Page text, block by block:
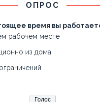
ОПРОС
время вы
рабочем месте
из дома